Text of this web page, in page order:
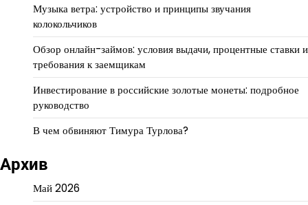
Музыка ветра: устройство и принципы звучания
колокольчиков
Обзор онлайн-займов: условия выдачи, процентные ставки и
требования к заемщикам
Инвестирование в российские золотые монеты: подробное
руководство
В чем обвиняют Тимура Турлова?
Архив
Май 2026